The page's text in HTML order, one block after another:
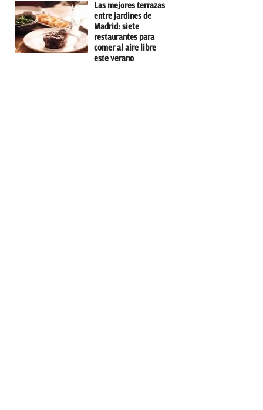
Las mejores terrazas
entre jardines de
Madrid: siete
restaurantes para
comer al aire libre
este verano